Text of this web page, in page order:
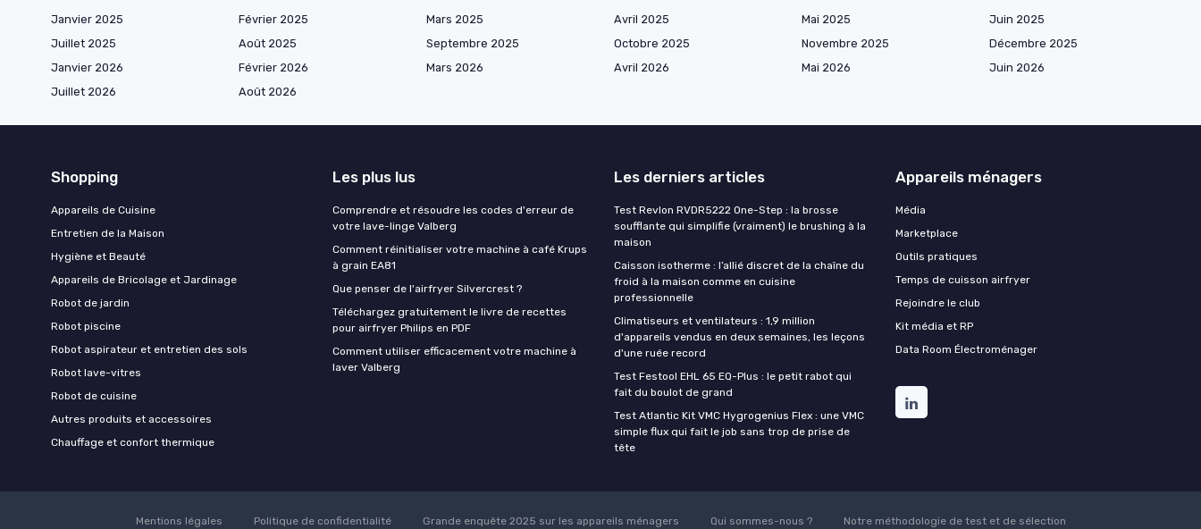
Janvier 2025
Février 2025 Mars 2025 Avril 2025 Mai 2025
Juin 2025
Juillet 2025
Août 2025 Septembre 2025 Octobre 2025 Novembre 2025
Décembre 2025
Janvier 2026
Février 2026 Mars 2026 Avril 2026 Mai 2026
Juin 2026
Juillet 2026
Août 2026
Shopping
Appareils de Cuisine
Entretien de la Maison
Hygiène et Beauté
Appareils de Bricolage et Jardinage
Robot de jardin
Robot piscine
Robot aspirateur et entretien des sols
Robot lave-vitres
Robot de cuisine
Autres produits et accessoires
Chauffage et confort thermique
Les plus lus
Comprendre et résoudre les codes d'erreur de
votre lave-linge Valberg
Comment réinitialiser votre machine à café Krups
à grain EA81
Que penser de l'airfryer Silvercrest ?
Téléchargez gratuitement le livre de recettes
pour airfryer Philips en PDF
Comment utiliser efficacement votre machine à
laver Valberg
Les derniers articles
Test Revlon RVDR5222 One-Step : la brosse
soufflante qui simplifie (vraiment) le brushing à la
maison
Caisson isotherme : l’allié discret de la chaîne du
froid à la maison comme en cuisine
professionnelle
Climatiseurs et ventilateurs : 1,9 million
d'appareils vendus en deux semaines, les leçons
d'une ruée record
Test Festool EHL 65 EQ-Plus : le petit rabot qui
fait du boulot de grand
Test Atlantic Kit VMC Hygrogenius Flex : une VMC
simple flux qui fait le job sans trop de prise de
tête
Appareils ménagers
Média
Marketplace
Outils pratiques
Temps de cuisson airfryer
Rejoindre le club
Kit média et RP
Data Room Électroménager
Mentions légales Politique de confidentialité Grande enquête 2025 sur les appareils ménagers Qui sommes-nous ?
Notre méthodologie de test et de sélection